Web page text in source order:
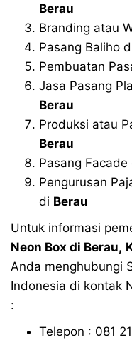
Berau
Branding atau
Pasang Baliho
Pembuatan
Jasa Pasang
Berau
Produksi atau
Berau
Pasang Facade
Pengurusan
di Berau
Untuk informasi
Neon Box di Berau,
Anda menghubungi
Indonesia di kontak
:
Telepon : 081